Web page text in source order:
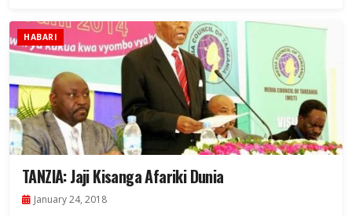
HABARI
TANZIA: Jaji Kisanga Afariki Dunia
January 24, 2018